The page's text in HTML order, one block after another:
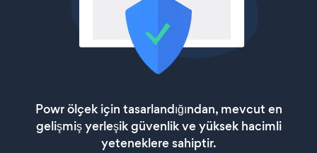
Powr ölçek için tasarlandığından, mevcut en
gelişmiş yerleşik güvenlik ve yüksek hacimli
yeteneklere sahiptir.